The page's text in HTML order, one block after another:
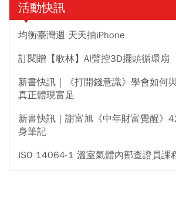
活動快訊
均衡臺灣週 天天抽iPhone
訂閱贈【歌林】AI聲控3D擺頭循環扇
新書快訊｜《打開錢意識》學會如何
真正體現富足
新書快訊｜謝富旭《中年財富覺醒》
身筆記
ISO 14064-1 溫室氣體內部查證員課